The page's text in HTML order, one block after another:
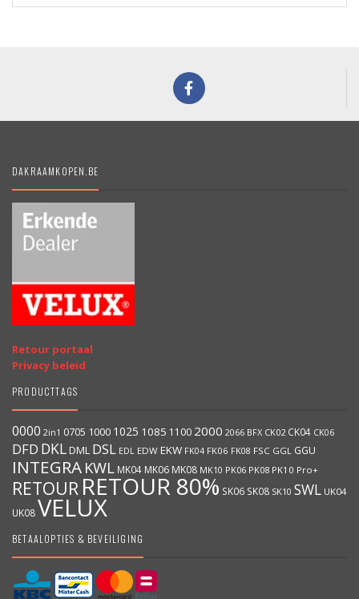
DAKRAAMKOPEN.BE
Retour portaal
Privacy beleid
PRODUCTTAGS
0000 2in1 0705 1000 1025 1085 1100 2000 2066 BFX CK02 CK04 CK06
DFD DKL DML DSL EDL EDW EKW FK04 FK06 FK08 FSC GGL GGU
INTEGRA KWL MK04 MK06 MK08 MK10 PK06 PK08 PK10 Pro+
RETOUR RETOUR 80% SK06 SK08 SK10 SWL UK04
UK08VELUX
BETAALOPTIES & BEVEILIGING